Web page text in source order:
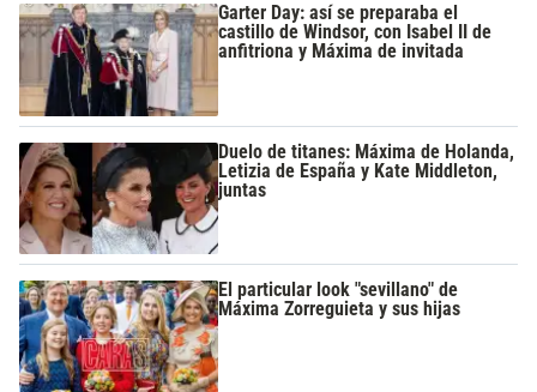
Garter Day: así se preparaba el
castillo de Windsor, con Isabel II de
anfitriona y Máxima de invitada
Duelo de titanes: Máxima de Holanda,
Letizia de España y Kate Middleton,
juntas
El particular look "sevillano" de
Máxima Zorreguieta y sus hijas